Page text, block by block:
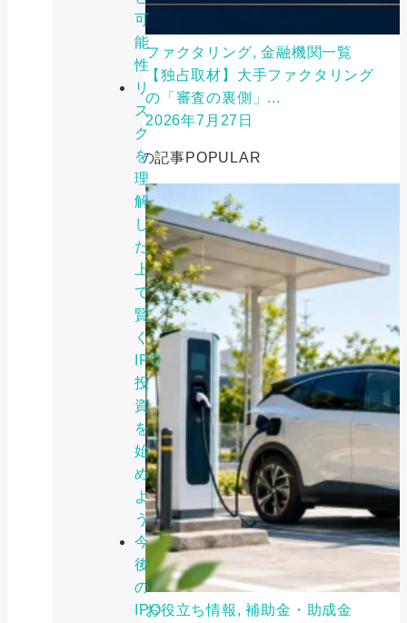
可
能
性
リ
ス
ク
を
理
解
し
た
上
で
賢
く
IPO
投
資
を
始
め
よ
う
今
後
の
IPO
ファクタリング, 金融機関一覧
【独占取材】大手ファクタリング
の「審査の裏側」...
2026年7月27日
人気の記事POPULAR
お役立ち情報, 補助金・助成金